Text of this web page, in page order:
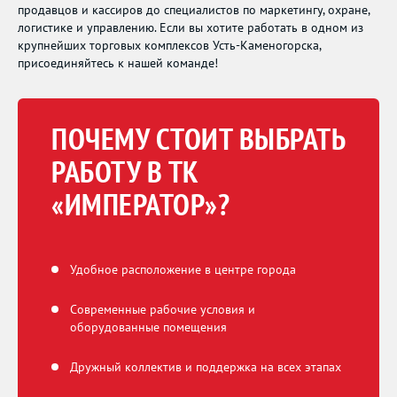
продавцов и кассиров до специалистов по маркетингу, охране,
логистике и управлению. Если вы хотите работать в одном из
крупнейших торговых комплексов Усть-Каменогорска,
присоединяйтесь к нашей команде!
ПОЧЕМУ СТОИТ ВЫБРАТЬ
РАБОТУ В ТК
«ИМПЕРАТОР»?
Удобное расположение в центре города
Современные рабочие условия и
оборудованные помещения
Дружный коллектив и поддержка на всех этапах